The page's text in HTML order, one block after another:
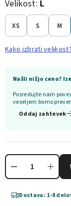
Velikost: L
XS S M
Kako izbrati
Našli nižjo ceno?
Posredujte nam
veseljem bomo
Oddaj zahtevek
Dostava: 1-8